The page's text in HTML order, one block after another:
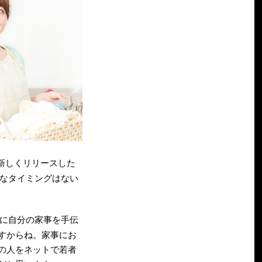
しくリリースした
タイミングはない
自分の家事を手伝
からね。家事にお
人をネットで若者